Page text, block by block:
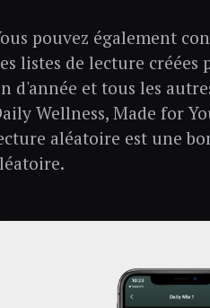
pouvez également
listes de lecture créées
d'année et tous les
Wellness, Made for
aléatoire est une